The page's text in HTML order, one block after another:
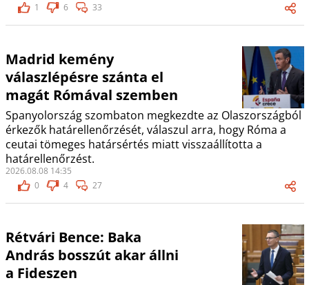
1
6 33
Madrid kemény
válaszlépésre szánta el
magát Rómával szemben
Spanyolország szombaton megkezdte az Olaszországból
érkezők határellenőrzését, válaszul arra, hogy Róma a
ceutai tömeges határsértés miatt visszaállította a
határellenőrzést.
2026.08.08 14:35
0
4 27
Rétvári Bence: Baka
András bosszút akar állni
a Fideszen